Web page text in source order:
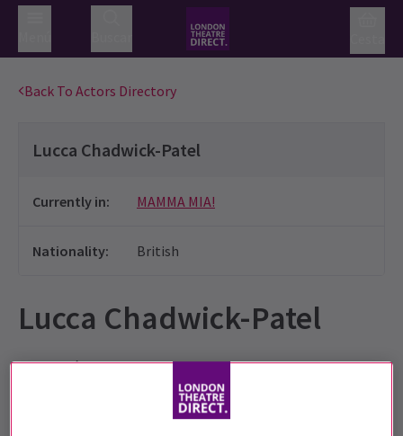
Back To Actors Directory
Lucca Chadwick-Patel
Currently in: MAMMA MIA!
Nationality: British
Lucca Chadwick-Patel
Formación:Guildford School of Acting.
Millennials (The Other Palace);
Legalmente Rubia (Teatro al Aire Libre Regent's Park); Alas